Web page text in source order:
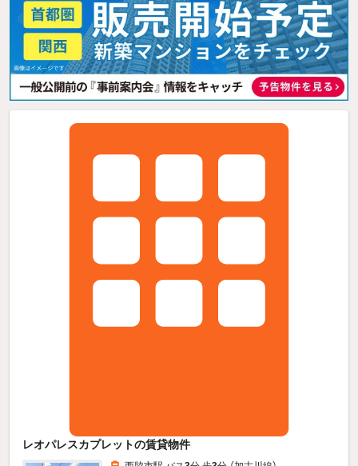
レオパレスカプレットの賃貸物件